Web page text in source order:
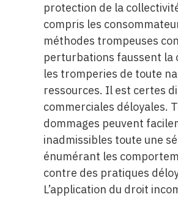
protection de la
compris les
méthodes trompeuses
perturbations faussent la
les tromperies de toute
ressources. Il est certes
commerciales déloyales.
dommages peuvent
inadmissibles toute une
énumérant les
contre des pratiques
L’application du droit